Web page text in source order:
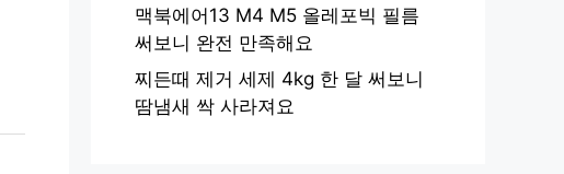
맥북에어13 M4 M5 올레포빅 필름
써보니 완전 만족해요
찌든때 제거 세제 4kg 한 달 써보니
땀냄새 싹 사라져요